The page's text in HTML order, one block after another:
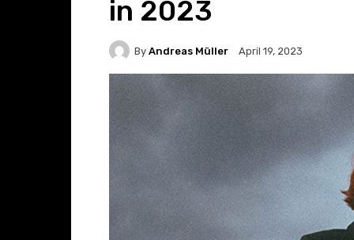
in 2023
By Andreas Müller April 19, 2023